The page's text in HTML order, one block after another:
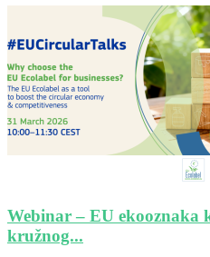
Webinar – EU ekooznaka
kružnog...